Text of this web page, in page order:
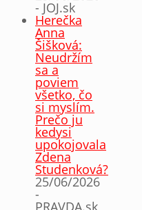
- JOJ.sk
Herečka
Anna
Šišková:
Neudržím
sa a
poviem
všetko, čo
si myslím.
Prečo ju
kedysi
upokojovala
Zdena
Studenková?
25/06/2026
-
PRAVDA.sk